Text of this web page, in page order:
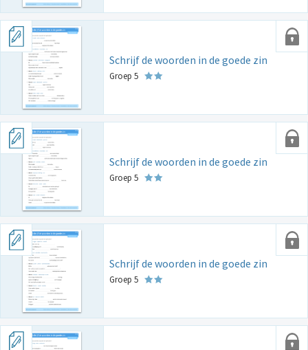
Schrijf de woorden in de goede zin
Groep 5
Schrijf de woorden in de goede zin
Groep 5
Schrijf de woorden in de goede zin
Groep 5